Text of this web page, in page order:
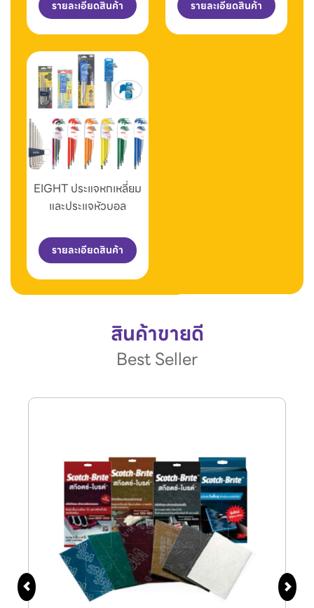
รายละเอียดสินค้า รายละเอียดสินค้า
EIGHT ประแจหกเหลี่ยม
และประแจหัวบอล
รายละเอียดสินค้า
สินค้าขายดี
Best Seller